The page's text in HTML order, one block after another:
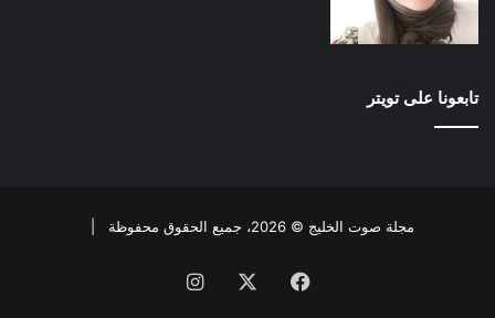
تابعونا على تويتر
مجلة صوت الخليج © 2026، جميع الحقوق محفوظة |
فيسبوك انستقرام